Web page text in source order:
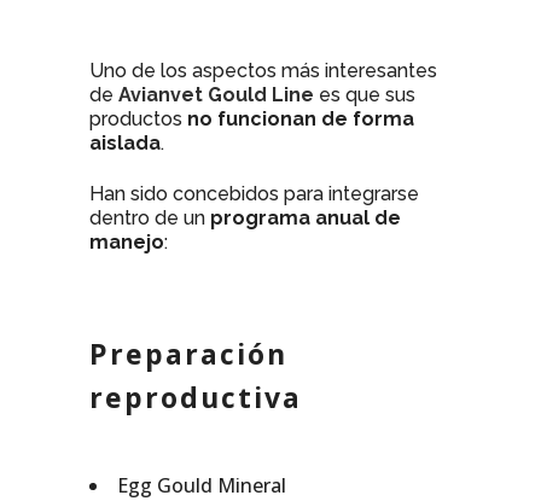
Uno de los aspectos más interesantes
de Avianvet Gould Line es que sus
productos no funcionan de forma
aislada.
Han sido concebidos para integrarse
dentro de un programa anual de
manejo:
Preparación
reproductiva
Egg Gould Mineral